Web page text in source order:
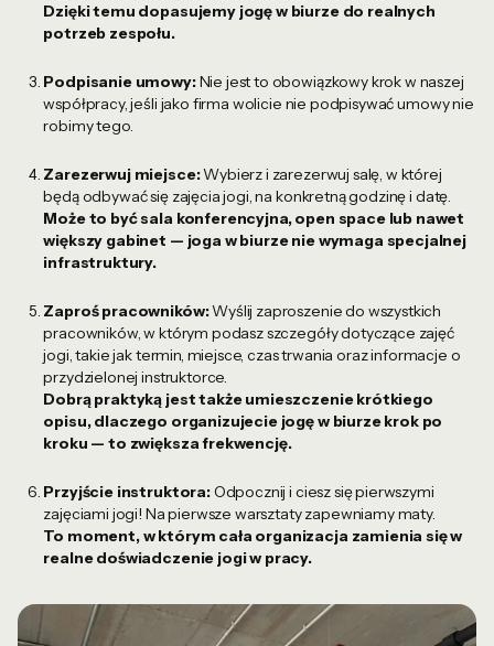
Dzięki temu dopasujemy jogę w biurze do realnych
potrzeb zespołu.
Podpisanie umowy:Nie jest to obowiązkowy krok w naszej
współpracy, jeśli jako firma wolicie nie podpisywać umowy nie
robimy tego.
Zarezerwuj miejsce:Wybierz i zarezerwuj salę, w której
będą odbywać się zajęcia jogi, na konkretną godzinę i datę.
Może to być sala konferencyjna, open space lub nawet
większy gabinet — joga w biurze nie wymaga specjalnej
infrastruktury.
Zaproś pracowników:Wyślij zaproszenie do wszystkich
pracowników, w którym podasz szczegóły dotyczące zajęć
jogi, takie jak termin, miejsce, czas trwania oraz informacje o
przydzielonej instruktorce.
Dobrą praktyką jest także umieszczenie krótkiego
opisu, dlaczego organizujecie jogę w biurze krok po
kroku — to zwiększa frekwencję.
Przyjście instruktora:Odpocznij i ciesz się pierwszymi
zajęciami jogi! Na pierwsze warsztaty zapewniamy maty.
To moment, w którym cała organizacja zamienia się w
realne doświadczenie jogi w pracy.